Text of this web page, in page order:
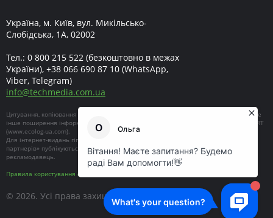
Україна, м. Київ, вул. Микільсько-
Слобідська, 1А, 02002
Тел.: 0 800 215 522 (безкоштовно в межах
України), +38 066 690 87 10 (WhatsApp,
Viber, Telegram)
info@techmedia.com.ua
Цитування, копіювання окремих частин текстів чи зображень, передрук чи будь-яке
інше поширення інформації ECOEXPERT можливе за умови посилання на ECOEXPERT
(www.ecolog-ua.com).
Для інтернет-видань гіперпосилання є обов'язковим. Матеріали в блоці «Новини
партнерів» публікуються на правах реклами, відповідальність за їхній зміст несе
рекламодавець.
Правила користування сайтом
© 2026. Усі права захищені